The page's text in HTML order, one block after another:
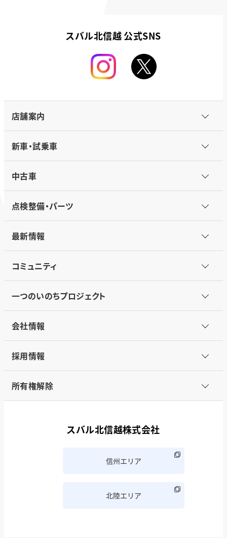
スバル北信越 公式SNS
店舗案内
新車・試乗車
中古車
点検整備・パーツ
最新情報
コミュニティ
一つのいのちプロジェクト
会社情報
採用情報
所有権解除
スバル北信越株式会社
信州エリア
北陸エリア